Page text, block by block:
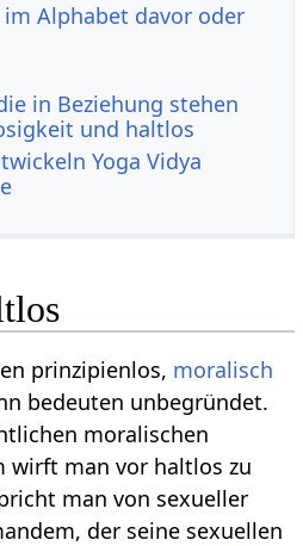
Alphabet davor oder
in Beziehung stehen
und haltlos
Yoga Vidya
prinzipienlos, moralisch
bedeuten unbegründet.
moralischen
wirft man vor haltlos zu
man von sexueller
der seine sexuellen